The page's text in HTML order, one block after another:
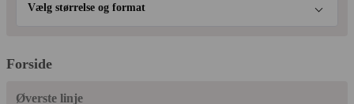
Vælg størrelse og format
Forside
Øverste linje